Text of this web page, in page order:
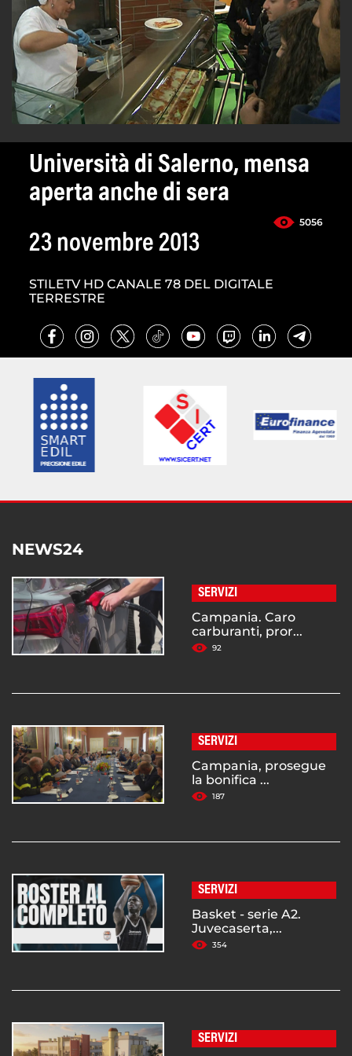
Università di Salerno, mensa
aperta anche di sera
5056
23 novembre 2013
STILETV HD CANALE 78 DEL DIGITALE
TERRESTRE
NEWS24
SERVIZI
Campania. Caro
carburanti, pror...
92
SERVIZI
Campania, prosegue
la bonifica ...
187
SERVIZI
Basket - serie A2.
Juvecaserta,...
354
SERVIZI